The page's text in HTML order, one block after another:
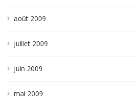
août 2009
juillet 2009
juin 2009
mai 2009